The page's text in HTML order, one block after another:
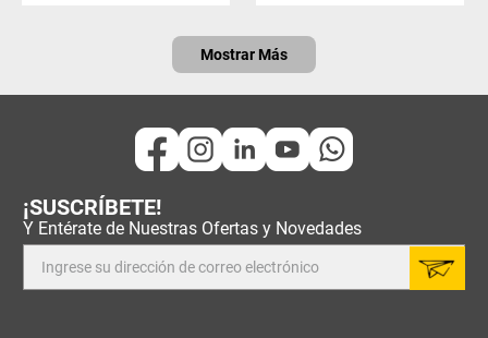
Mostrar Más
¡SUSCRÍBETE!
Y Entérate de Nuestras Ofertas y Novedades